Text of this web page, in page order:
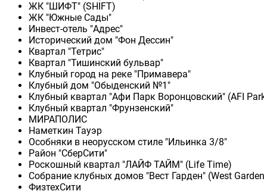
ЖК "ШИФТ" (SHIFT)
ЖК "Южные Сады"
Инвест-отель "Адрес"
Исторический дом "Фон Дессин"
Квартал "Тетрис"
Квартал "Тишинский бульвар"
Клубный город на реке "Примавера"
Клубный дом "Обыденский №1"
Клубный квартал "Афи Парк Воронцовский" (AFI
Клубный квартал "Фрунзенский"
МИРАПОЛИС
Наметкин Тауэр
Особняки в неорусском стиле "Ильинка 3/8"
Район "СберСити"
Роскошный квартал "ЛАЙФ ТАЙМ" (Life Time)
Собрание клубных домов "Вест Гарден" (West
ФизтехСити